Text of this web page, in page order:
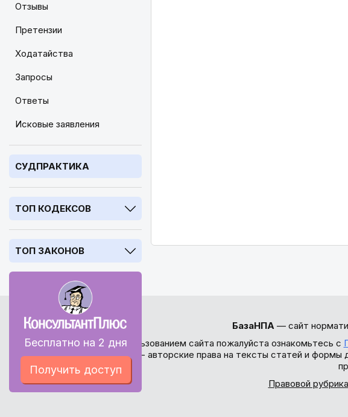
Отзывы
Претензии
Ходатайства
Запросы
Ответы
Исковые заявления
СУДПРАКТИКА
ТОП КОДЕКСОВ
ТОП ЗАКОНОВ
Бесплатно на 2 дня
Получить доступ
БазаНПА— сайт
Перед использованием сайта пожалуйста ознакомьтесь с
внимание - авторские права на тексты статей и
Правовой